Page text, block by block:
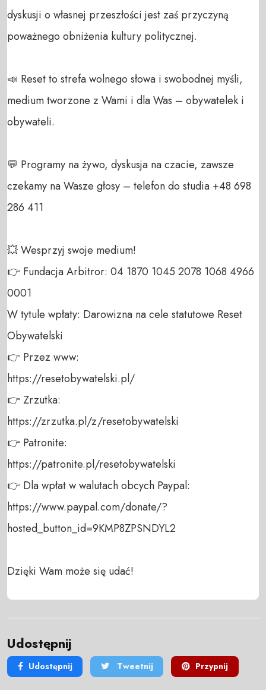
dyskusji o własnej przeszłości jest zaś przyczyną
poważnego obniżenia kultury politycznej.
📣 Reset to strefa wolnego słowa i swobodnej myśli,
medium tworzone z Wami i dla Was – obywatelek i
obywateli.
💬 Programy na żywo, dyskusja na czacie, zawsze
czekamy na Wasze głosy – telefon do studia +48 698
286 411
💥 Wesprzyj swoje medium!
👉 Fundacja Arbitror: 04 1870 1045 2078 1068 4966
0001
W tytule wpłaty: Darowizna na cele statutowe Reset
Obywatelski
👉 Przez www:
https://resetobywatelski.pl/
👉 Zrzutka:
https://zrzutka.pl/z/resetobywatelski
👉 Patronite:
https://patronite.pl/resetobywatelski
👉 Dla wpłat w walutach obcych Paypal:
https://www.paypal.com/donate/?
hosted_button_id=9KMP8ZPSNDYL2
Dzięki Wam może się udać!
Udostępnij
Udostępnij Tweetnij Przypnij